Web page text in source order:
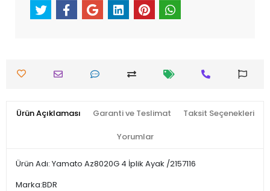
Ürün Açıklaması Garanti ve Teslimat Taksit Seçenekleri
Yorumlar
Ürün Adı: Yamato Az8020G 4 İplik Ayak /2157116
Marka:BDR